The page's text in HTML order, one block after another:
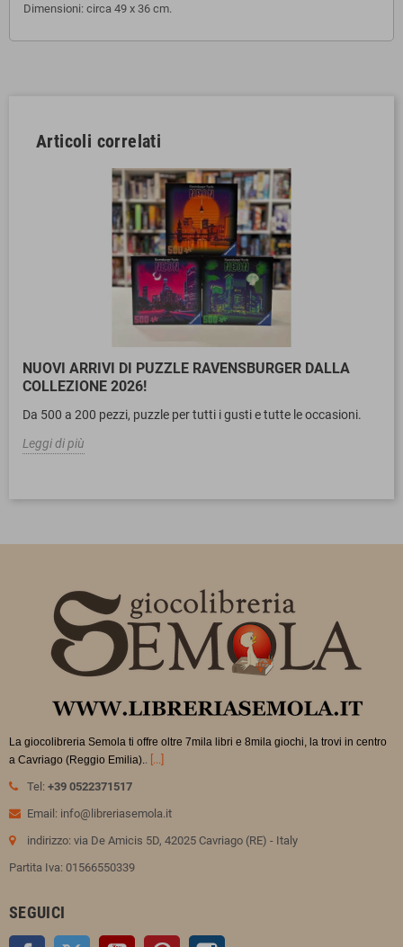
Dimensioni: circa 49 x 36 cm.
Articoli correlati
NUOVI ARRIVI DI PUZZLE RAVENSBURGER DALLA
COLLEZIONE 2026!
Da 500 a 200 pezzi, puzzle per tutti i gusti e tutte le occasioni.
Leggi di più
La giocolibreria Semola ti offre oltre 7mila libri e 8mila giochi, la trovi in centro
a Cavriago (Reggio Emilia). . [...]
Tel: +39 0522371517
Email: info@libreriasemola.it
indirizzo: via De Amicis 5D, 42025 Cavriago (RE) - Italy
Partita Iva: 01566550339
SEGUICI
Facebook Twitter YouTube Pinterest